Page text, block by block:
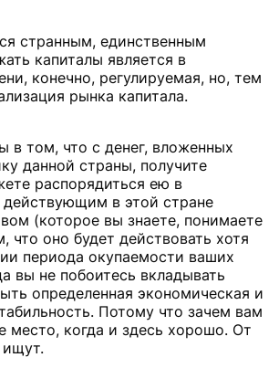
странным, единственным
капиталы является в
конечно, регулируемая, но, тем
рынка капитала.
в том, что с денег, вложенных
данной страны, получите
распорядиться ею в
действующим в этой стране
(которое вы знаете, понимаете
что оно будет действовать хотя
периода окупаемости ваших
вы не побоитесь вкладывать
определенная экономическая и
Потому что зачем вам
место, когда и здесь хорошо. От
ищут.